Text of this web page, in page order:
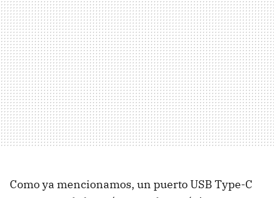
Como ya mencionamos, un puerto USB Type-C